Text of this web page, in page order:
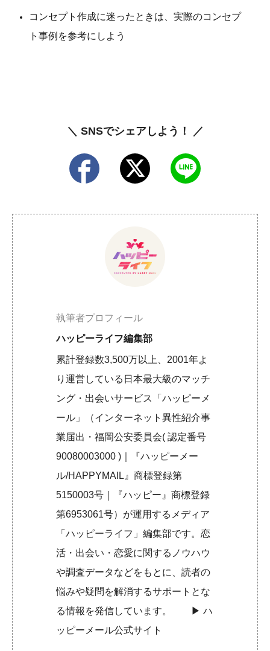
コンセプト作成に迷ったときは、実際のコンセプ
ト事例を参考にしよう
＼ SNSでシェアしよう！ ／
執筆者プロフィール
ハッピーライフ編集部
累計登録数3,500万以上、2001年よ
り運営している日本最大級のマッチ
ング・出会いサービス「ハッピーメ
ール」（インターネット異性紹介事
業届出・福岡公安委員会( 認定番号
90080003000 )｜『ハッピーメー
ル/HAPPYMAIL』商標登録第
5150003号｜『ハッピー』商標登録
第6953061号）が運用するメディア
「ハッピーライフ」編集部です。恋
活・出会い・恋愛に関するノウハウ
や調査データなどをもとに、読者の
悩みや疑問を解消するサポートとな
る情報を発信しています。 ▶︎ハ
ッピーメール公式サイト